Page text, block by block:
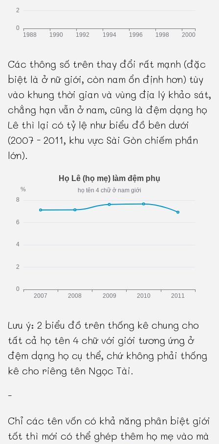
Các thông số trên thay đổi rất mạnh (đặc
biệt là ở nữ giới, còn nam ổn định hơn) tùy
vào khung thời gian và vùng địa lý khảo sát,
chẳng hạn vẫn ở nam, cũng là đệm dạng họ
Lê thì lại có tỷ lệ như biểu đồ bên dưới
(2007 - 2011, khu vực Sài Gòn chiếm phần
lớn).
Lưu ý: 2 biểu đồ trên thống kê chung cho
tất cả họ tên 4 chữ với giới tương ứng ở
đệm dạng họ cụ thể, chứ không phải thống
kê cho riêng tên Ngọc Tài.
-
Chỉ các tên vốn có khả năng phân biệt giới
tốt thì mới có thể ghép thêm họ mẹ vào mà